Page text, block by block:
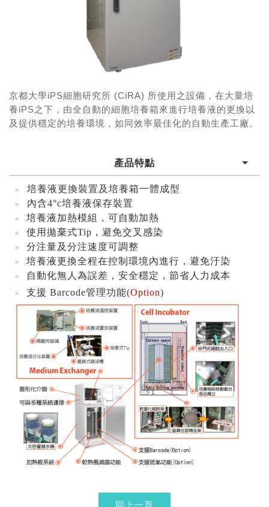
京都大學iPS細胞研究所 (CiRA) 所使用之設備，在大量培
養iPS之下，由全自動的細胞培養箱來進行培養液的更換以
及提供穩定的培養環境，如同效率最佳化的自動生產工廠。
產品特點
« 培養液更換裝置及培養箱一體成型
« 內含4°c培養液保存裝置
« 培養液加熱模組，可自動加熱
« 使用拋棄式Tip ，避免交叉感染
« 分注量及分注速度可調整
« 培養液更換全程在控制環境內進行，避免汙染
« 自動化無人為誤差，安全穩定，節省人力成本
« 支援 Barcode管理功能(Option)